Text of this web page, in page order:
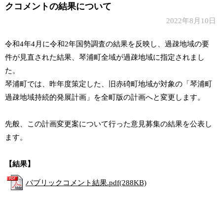
クコメントの結果について
2022年8月10日
令和4年4月に令和2年国勢調査の結果を反映し、過疎地域の要
件が見直された結果、琴浦町全域が過疎地域に指定されまし
た。
琴浦町では、昨年度策定した、旧赤碕町地域が対象の「琴浦町
過疎地域持続的発展計画」を全町版の計画へと変更します。
先般、この計画変更案について行った意見募集の結果を公表し
ます。
【結果】
パブリックコメント結果.pdf(288KB)